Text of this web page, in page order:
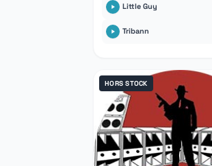
Little Guy
Tribann
HORS STOCK